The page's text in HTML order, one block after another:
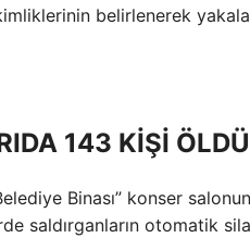
belirlenerek
143 KİŞİ ÖLDÜ
Binası” konser
saldırganların otomatik